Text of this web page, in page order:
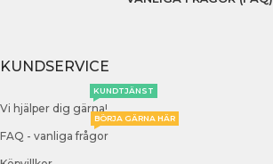
KUNDSERVICE
Vi hjälper dig gärna!
KUNDTJÄNST
FAQ - vanliga frågor
BÖRJA GÄRNA HÄR